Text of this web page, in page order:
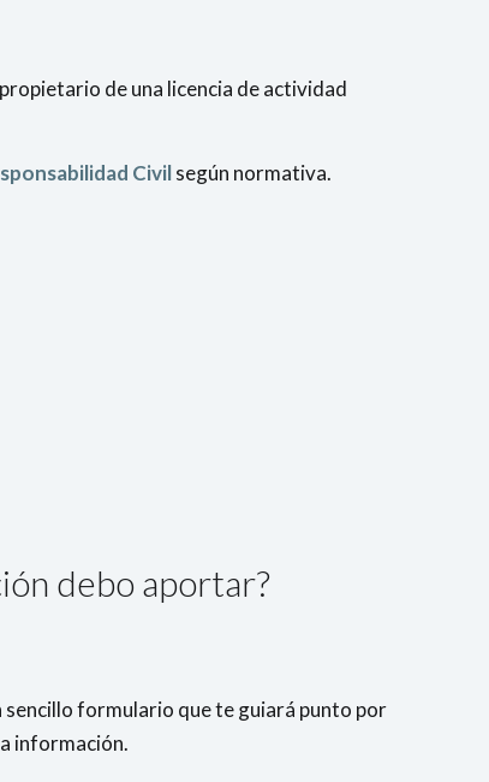
de una licencia de actividad
Civilsegún normativa.
debo aportar?
sencillo formulario que te guiará punto por
información.